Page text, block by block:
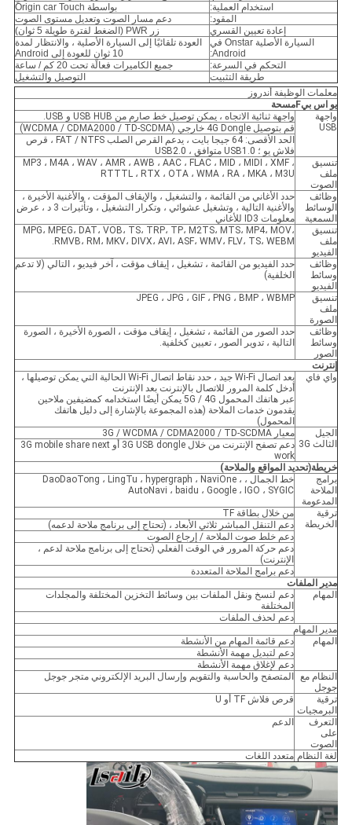
استخدام العملية:
بواسطة Origin car Touch
المقود:
دعم مسار الصوت وتعديل مستوى الصوت
إعادة تعيين القسري
زر PWR (الضغط لفترة طويلة 5 ثوان)
السيارة الأصلية Onstar في
Android:
العودة تلقائيًا إلى السيارة الأصلية ، والانتظار لمدة
10 ثوانٍ للعودة إلى Android
التحكم في السرعة:
جميع الكاميرات فعالة تحت 20 كم / ساعة
طريقة التثبيت
التوصيل والتشغيل
معلمات الوظيفة أندروز
يو اس بيFمسحة
واجهة
USB
واجهة ثنائية الاتجاه ، يمكن توصيل خط صارم من USB HUB و USB.
قم بتوصيل 4G Dongle خارجي (WCDMA / CDMA2000 / TD-SCDMA)
الحد الأقصى: 64 جيجا بايت ، يدعم القرص الصلب FAT / NTFS ، قرص
فلاش يو ؛ USB1.0 متوافق ، USB2.0
تنسيق
ملف
الصوت
MP3 ، M4A ، WAV ، AMR ، AWB ، AAC ، FLAC ، MID ، MIDI ، XMF ،
RTTTL ، RTX ، OTA ، WMA ، RA ، MKA ، M3U
وظائف
الوسائط
السمعية
حدد الأغاني من القائمة ، والتشغيل ، والإيقاف المؤقت ، والأغنية الأخيرة ،
والأغنية التالية ، وتشغيل عشوائي ، وتكرار التشغيل ، وتأثيرات 3 د ، عرض
معلومات ID3 للأغاني
تنسيق
ملف
الفيديو
MPG، MPEG، DAT، VOB، TS، TRP، TP، M2TS، MTS، MP4، MOV،
RMVB، RM، MKV، DIVX، AVI، ASF، WMV، FLV، TS، WEBM.
وظائف
وسائط
الفيديو
حدد الفيديو من القائمة ، تشغيل ، إيقاف مؤقت ، آخر فيديو ، التالي (لا تدعم
الخلفية)
تنسيق
ملف
الصورة
JPEG ، JPG ، GIF ، PNG ، BMP ، WBMP
وظائف
وسائط
الصور
حدد الصور من القائمة ، تشغيل ، إيقاف مؤقت ، الصورة الأخيرة ، الصورة
التالية ، تدوير الصور ، تعيين كخلفية.
إنترنت
واي فاي
بعد اتصال Wi-Fi جيد ، حدد نقاط اتصال Wi-Fi الحالية التي يمكن توصيلها ،
أدخل كلمة المرور للاتصال بالإنترنت بعد الإنترنت
عبر هاتفك المحمول 5G / 4G يمكن أيضًا استخدامه كمضيفين ملاحين
يقدمون خدمات الملاحة (هذه المجموعة بالإشارة إلى دليل هاتفك
المحمول)
الجيل
الثالث 3G
معيار 3G / WCDMA / CDMA2000 / TD-SCDMA
دعم تصفح الإنترنت من خلال 3G USB dongle أو 3G mobile share next
work
خريطة(تحديد المواقع والملاحة)
برامج
الملاحة
المدعومة
خط الجمال ، DaoDaoTong ، LingTu ، hypergraph ، NaviOne ،
AutoNavi ، baidu ، Google ، IGO ، SYGIC
ترقية
الخريطة
من خلال بطاقة TF
دعم التنقل المباشر ثلاثي الأبعاد ، (تحتاج إلى برنامج ملاحة لدعمه)
دعم خلط صوت الملاحة / إرجاع الصوت
دعم حركة المرور في الوقت الفعلي (تحتاج إلى برنامج ملاحة لدعم ،
الإنترنت)
دعم برامج الملاحة المتعددة
مدير الملفات
المهام
دعم لنسخ ونقل الملفات بين وسائط التخزين المختلفة والمجلدات
المختلفة
دعم لحذف الملفات
مدير المهام
المهام
دعم قائمة المهام من الأنشطة
دعم لتبديل مهمة الأنشطة
دعم لإغلاق مهمة الأنشطة
النظام مع
جوجل
المتصفح والحاسبة والتقويم وإرسال البريد الإلكتروني متجر جوجل
ترقية
البرمجيات
قرص فلاش TF أو U
التعرف
على
الصوت
الدعم
لغة النظام متعدد اللغات